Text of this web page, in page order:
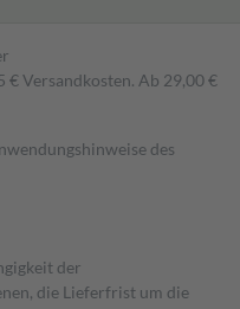
Versandkosten. Ab 29,00 €
des
der
die Lieferfrist um die